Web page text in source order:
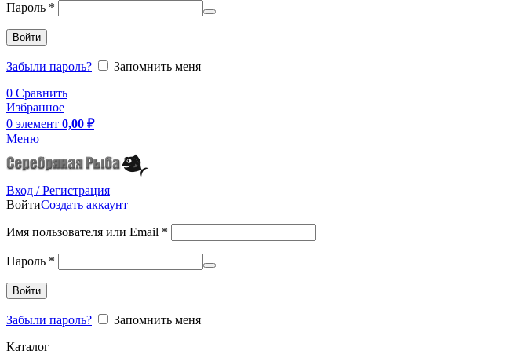
Пароль *
Войти
Забыли пароль?
Запомнить меня
0 Сравнить
Избранное
0 элемент 0,00 ₽
Меню
Вход / Регистрация
ВойтиСоздать аккаунт
Имя пользователя или Email *
Пароль *
Войти
Забыли пароль?
Запомнить меня
Каталог